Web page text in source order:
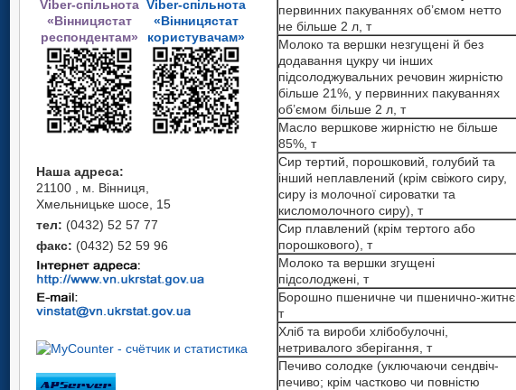
Viber-спільнота
«Вінницястат
респондентам»
Viber-спільнота
«Вінницястат
користувачам»
Наша адреса:
21100 , м. Вінниця,
Хмельницьке шосе, 15
тел: (0432) 52 57 77
факс: (0432) 52 59 96
первинних пакуваннях об’ємом нетто
не більше 2 л, т
Молоко та вершки незгущені й без
додавання цукру чи інших
підсолоджувальних речовин жирністю
більше 21%, у первинних пакуваннях
об’ємом більше 2 л, т
Масло вершкове жирністю не більше
85%, т
Сир тертий, порошковий, голубий та
інший неплавлений (крім свіжого сиру,
сиру із молочної сироватки та
кисломолочного сиру), т
Сир плавлений (крім тертого або
порошкового), т
Молоко та вершки згущені
підсолоджені, т
Борошно пшеничне чи пшенично-житнє,
т
Хліб та вироби хлібобулочні,
нетривалого зберігання, т
Печиво солодке (уключаючи сендвіч-
печиво; крім частково чи повністю